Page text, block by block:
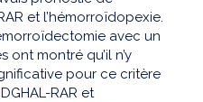
et l’hémorroïdopexie.
avec un
ont montré qu’il n’y
pour ce critère
RAR et